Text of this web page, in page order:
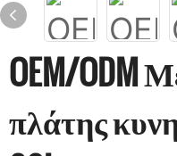
OEM/ODM
πλάτης